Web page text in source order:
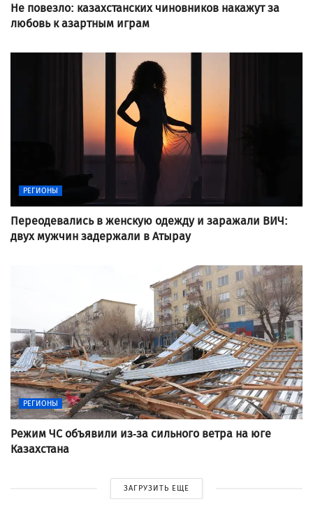
Не повезло: казахстанских чиновников накажут за
любовь к азартным играм
РЕГИОНЫ
Переодевались в женскую одежду и заражали ВИЧ:
двух мужчин задержали в Атырау
РЕГИОНЫ
Режим ЧС объявили из-за сильного ветра на юге
Казахстана
ЗАГРУЗИТЬ ЕЩЕ